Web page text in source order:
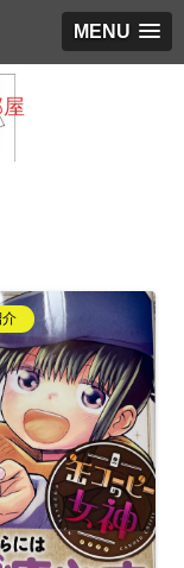
MENU